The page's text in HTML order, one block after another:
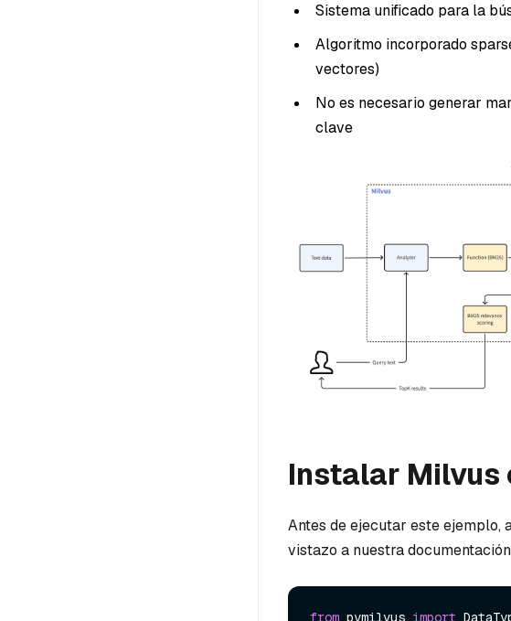
Sistema unificado para la
Algoritmo incorporado
vectores)
No es necesario generar
clave
Instalar Milvus
Antes de ejecutar este ejemplo,
vistazo a nuestra
from pymilvus import